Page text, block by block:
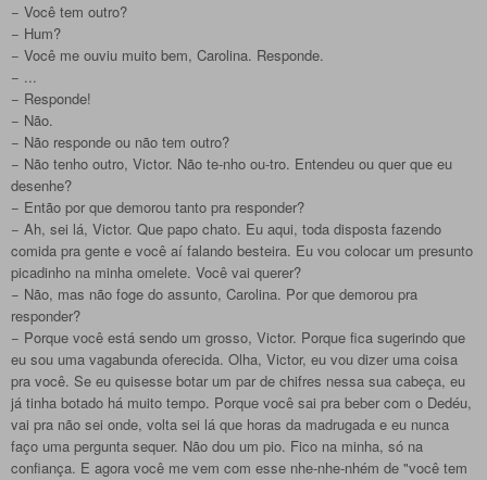
− Você tem outro?
− Hum?
− Você me ouviu muito bem, Carolina. Responde.
− ...
− Responde!
− Não.
− Não responde ou não tem outro?
− Não tenho outro, Victor. Não te-nho ou-tro. Entendeu ou quer que eu
desenhe?
− Então por que demorou tanto pra responder?
− Ah, sei lá, Victor. Que papo chato. Eu aqui, toda disposta fazendo
comida pra gente e você aí falando besteira. Eu vou colocar um presunto
picadinho na minha omelete. Você vai querer?
− Não, mas não foge do assunto, Carolina. Por que demorou pra
responder?
− Porque você está sendo um grosso, Victor. Porque fica sugerindo que
eu sou uma vagabunda oferecida. Olha, Victor, eu vou dizer uma coisa
pra você. Se eu quisesse botar um par de chifres nessa sua cabeça, eu
já tinha botado há muito tempo. Porque você sai pra beber com o Dedéu,
vai pra não sei onde, volta sei lá que horas da madrugada e eu nunca
faço uma pergunta sequer. Não dou um pio. Fico na minha, só na
confiança. E agora você me vem com esse nhe-nhe-nhém de "você tem